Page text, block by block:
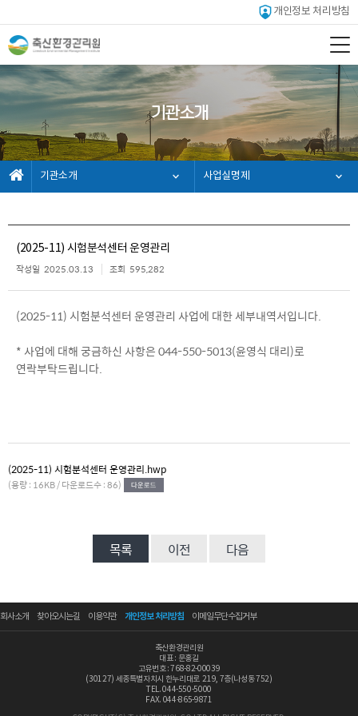
개인정보 처리방침
기관소개
기관소개 사업실명제
(2025-11) 시험분석센터 운영관리
작성일 2025.03.13 조회 595,282
(2025-11) 시험분석센터 운영관리 사업에 대한 세부내역서입니다.
* 사업에 대해 궁금하신 사항은 044-550-5013(윤영식 대리)로
연락부탁드립니다.
(2025-11) 시험분석센터 운영관리.hwp
(용량 : 16KB / 다운로드수 : 86)
목록 이전 다음
회사소개 찾아오시는길 이용약관 개인정보 처리방침 이메일무단수집거부
축산환경관리원
대표 : 문홍길
고유번호 : 768-82-00039
(30127) 세종특별자치시 한누리대로 219, 7층(나성동 752)
TEL. 044-550-5000
FAX. 044-865-9871